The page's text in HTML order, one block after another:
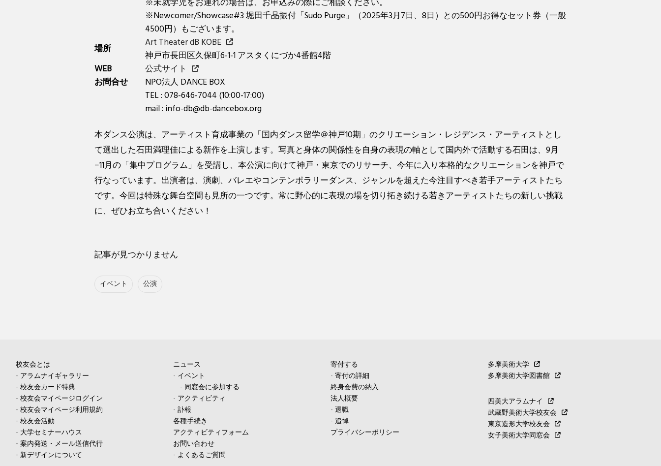
※未就学児をお連れの場合は、お申込みの際にご相談ください。
※Newcomer/Showcase#3 堀田千晶振付「Sudo Purge」（2025年3月7日、8日）との500円お得なセット券（一般
4500円）もございます。
場所
Art Theater dB KOBE
神戸市長田区久保町6-1-1 アスタくにづか4番館4階
WEB
公式サイト
お問合せ
NPO法人 DANCE BOX
TEL : 078-646-7044 (10:00-17:00)
mail : info-db@db-dancebox.org
本ダンス公演は、アーティスト育成事業の「国内ダンス留学＠神戸10期」のクリエーション・レジデンス・アーティストとし
て選出した石田満理佳による新作を上演します。写真と身体の関係性を自身の表現の軸として国内外で活動する石田は、9月
−11月の「集中プログラム」を受講し、本公演に向けて神戸・東京でのリサーチ、今年に入り本格的なクリエーションを神戸で
行なっています。出演者は、演劇、バレエやコンテンポラリーダンス、ジャンルを超えた今注目すべき若手アーティストたち
です。今回は特殊な舞台空間も見所の一つです。常に野心的に表現の場を切り拓き続ける若きアーティストたちの新しい挑戦
に、ぜひお立ち合いください！
記事が見つかりません
イベント 公演
校友会とは
- アラムナイギャラリー
- 校友会カード特典
- 校友会マイページログイン
- 校友会マイページ利用規約
- 校友会活動
- 大学セミナーハウス
- 案内発送・メール送信代行
- 新デザインについて
ニュース
- イベント
- 同窓会に参加する
- アクティビティ
- 訃報
各種手続き
アクティビティフォーム
お問い合わせ
- よくあるご質問
寄付する
- 寄付の詳細
終身会費の納入
法人概要
- 退職
- 追悼
プライバシーポリシー
多摩美術大学
多摩美術大学図書館
四美大アラムナイ
武蔵野美術大学校友会
東京造形大学校友会
女子美術大学同窓会